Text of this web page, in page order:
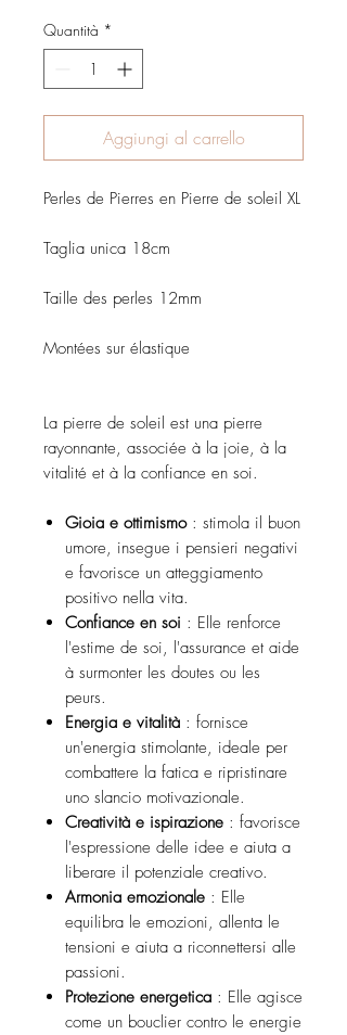
Quantità *
Aggiungi al carrello
Perles de Pierres en Pierre de soleil XL
Taglia unica 18cm
Taille des perles 12mm
Montées sur élastique
La pierre de soleil est una pierre
rayonnante, associée à la joie, à la
vitalité et à la confiance en soi.
Gioia e ottimismo: stimola il buon
umore, insegue i pensieri negativi
e favorisce un atteggiamento
positivo nella vita.
Confiance en soi : Elle renforce
l'estime de soi, l'assurance et aide
à surmonter les doutes ou les
peurs.
Energia e vitalità : fornisce
un'energia stimolante, ideale per
combattere la fatica e ripristinare
uno slancio motivazionale.
Creatività e ispirazione : favorisce
l'espressione delle idee e aiuta a
liberare il potenziale creativo.
Armonia emozionale : Elle
equilibra le emozioni, allenta le
tensioni e aiuta a riconnettersi alle
passioni.
Protezione energetica : Elle agisce
come un bouclier contro le energie